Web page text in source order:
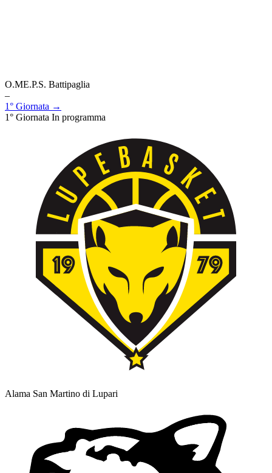
O.ME.P.S. Battipaglia
–
1° Giornata →
1° Giornata In programma
Alama San Martino di Lupari